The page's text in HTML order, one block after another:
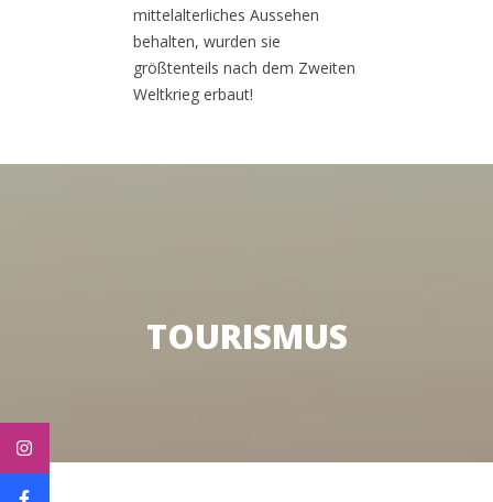
mittelalterliches Aussehen
behalten, wurden sie
größtenteils nach dem Zweiten
Weltkrieg erbaut!
TOURISMUS